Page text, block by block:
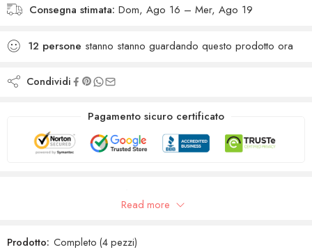
Consegna stimata: Dom, Ago 16 – Mer, Ago 19
12 persone stanno stanno guardando questo prodotto ora
Condividi
Pagamento sicuro certificato
Recensioni GoogleRead more
Prodotto: Completo (4 pezzi)